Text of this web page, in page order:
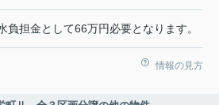
負担金として66万円必要となります。
情報の見方